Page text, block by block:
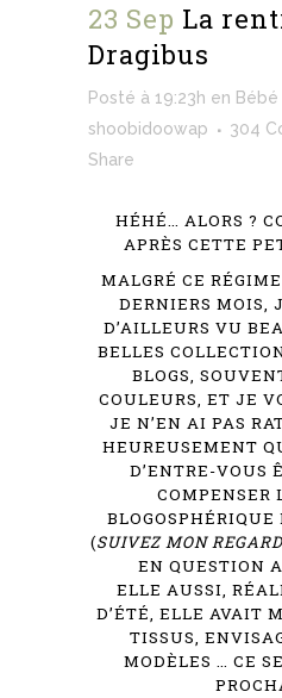
23 Sep La
Dragibus
Posté à 19:23h en
shoobidoowap
304
Share
HÉHÉ… ALORS ?
APRÈS CETTE
MALGRÉ CE
DERNIERS MOIS,
D’AILLEURS VU
BELLES
BLOGS,
COULEURS, ET JE
JE N’EN AI PAS
HEUREUSEMENT
D’ENTRE-VOUS
COMPENSER
BLOGOSPHÉRIQUE
(SUIVEZ MON
EN QUESTION
ELLE AUSSI,
D’ÉTÉ, ELLE AVAIT
TISSUS,
MODÈLES … CE